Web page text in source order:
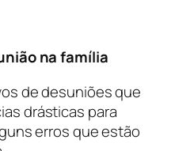
na família
de desuniões que
drásticas para
erros que estão